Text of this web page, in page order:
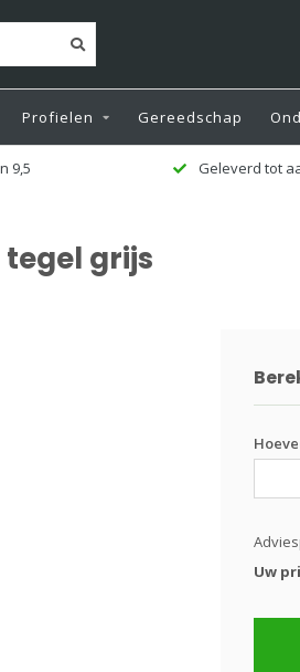
Profielen Gereedschap
9,5 Geleverd tot
grijs
Uw